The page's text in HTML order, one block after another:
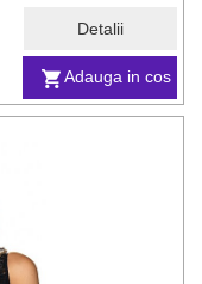
Adauga in cos
Detalii